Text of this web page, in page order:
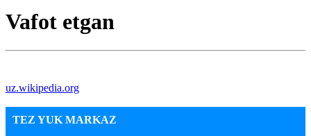
Vafot etgan
uz.wikipedia.org
TEZ YUK MARKAZ